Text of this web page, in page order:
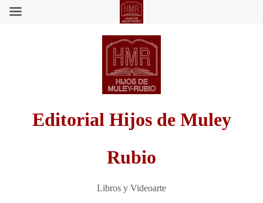
Editorial Hijos de Muley
Rubio
Libros y Videoarte